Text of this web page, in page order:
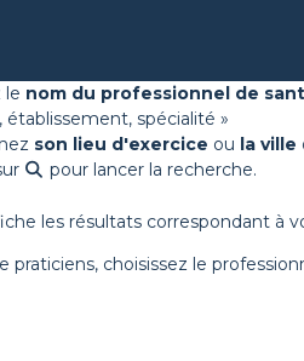
Prendre
un professionnel de
le nom du professionnel de
établissement, spécialité »
son lieu d'exercice ou la ville
pour lancer la recherche.
les résultats correspondant à
praticiens, choisissez le